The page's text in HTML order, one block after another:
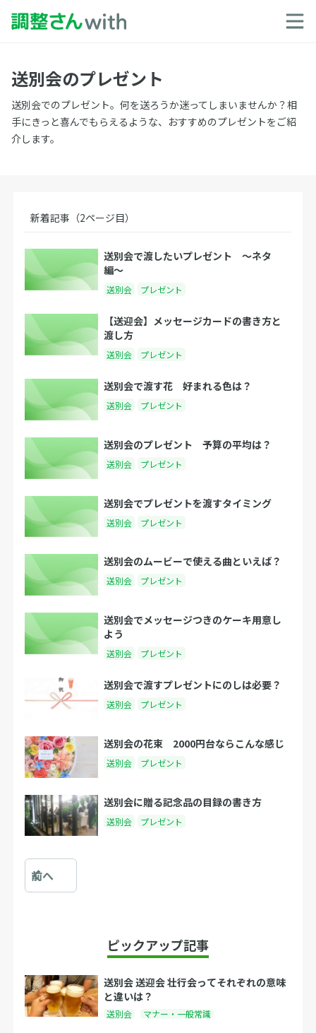
送別会のプレゼント
送別会でのプレゼント。何を送ろうか迷ってしまいませんか？相
手にきっと喜んでもらえるような、おすすめのプレゼントをご紹
介します。
新着記事（2ページ目）
送別会で渡したいプレゼント 〜ネタ
編〜
送別会 プレゼント
【送迎会】メッセージカードの書き方と
渡し方
送別会 プレゼント
送別会で渡す花 好まれる色は？
送別会 プレゼント
送別会のプレゼント 予算の平均は？
送別会 プレゼント
送別会でプレゼントを渡すタイミング
送別会 プレゼント
送別会のムービーで使える曲といえば？
送別会 プレゼント
送別会でメッセージつきのケーキ用意し
よう
送別会 プレゼント
送別会で渡すプレゼントにのしは必要？
送別会 プレゼント
送別会の花束 2000円台ならこんな感じ
送別会 プレゼント
送別会に贈る記念品の目録の書き方
送別会 プレゼント
前へ
ピックアップ記事
送別会 送迎会 壮行会ってそれぞれの意味
と違いは？
送別会 マナー・一般常識